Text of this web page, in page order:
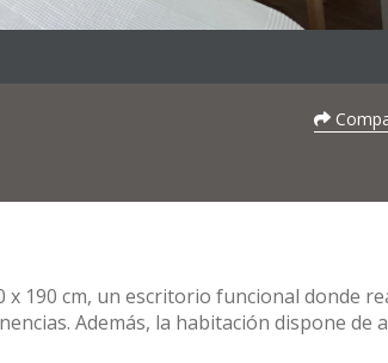
190 cm, un escritorio funcional donde
Además, la habitación dispone de